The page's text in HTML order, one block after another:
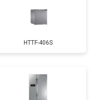
HTTF-406S